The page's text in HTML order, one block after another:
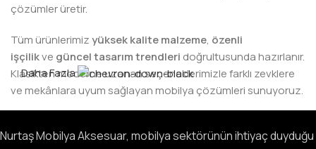
çözümler üretir.
Tüm ürünlerimizyüksek kalite malzeme, özenli
işçilikve güncel tasarım trendleri doğrultusunda hazırlanır.
Klasikten moderne uzanan seçeneklerimizle farklı zevklere
ve mekânlara uyum sağlayan mobilya çözümleri sunuyoruz.
Daha Fazla
Nurtaş Mobilya Aksesuar, mobilya sektörünün ihtiyaç duyduğu